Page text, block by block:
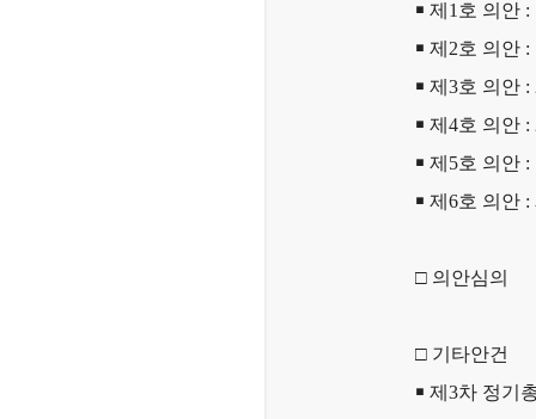
￭ 제1호 의안
￭ 제2호 의안
￭ 제3호 의안 :
￭ 제4호 의안 :
￭ 제5호 의안
￭ 제6호 의안
□ 의안심의
□ 기타안건
￭ 제3차 정기